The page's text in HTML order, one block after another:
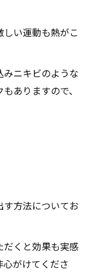
い運動も熱がこ
ニキビのような
ありますので、
す方法についてお
だくと効果も実感
がけてくださ